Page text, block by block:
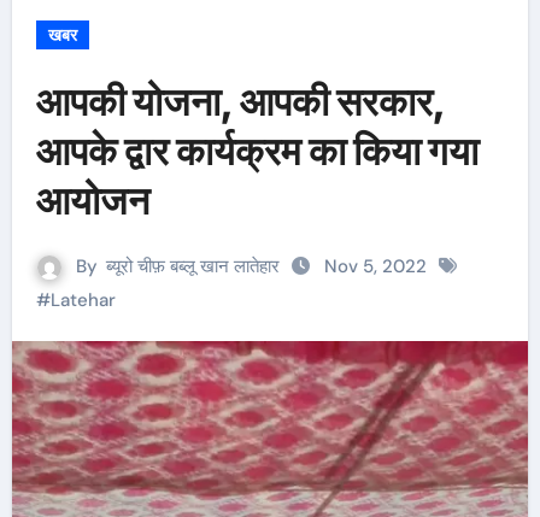
खबर
आपकी योजना, आपकी सरकार,
आपके द्वार कार्यक्रम का किया गया
आयोजन
By ब्यूरो चीफ़ बब्लू खान लातेहार
Nov 5, 2022
#Latehar